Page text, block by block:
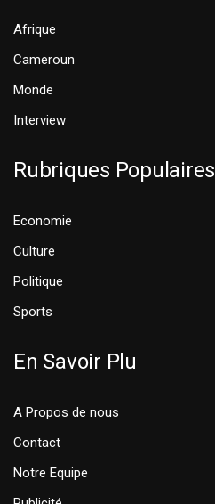
Afrique
Cameroun
Monde
Interview
Rubriques Populaires
Economie
Culture
Politique
Sports
En Savoir Plu
A Propos de nous
Contact
Notre Equipe